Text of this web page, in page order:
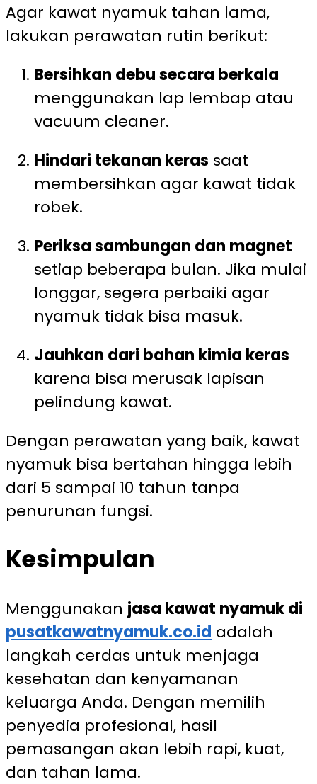
Agar kawat nyamuk tahan lama,
lakukan perawatan rutin berikut:
Bersihkan debu secara berkala
menggunakan lap lembap atau
vacuum cleaner.
Hindari tekanan keras saat
membersihkan agar kawat tidak
robek.
Periksa sambungan dan magnet
setiap beberapa bulan. Jika mulai
longgar, segera perbaiki agar
nyamuk tidak bisa masuk.
Jauhkan dari bahan kimia keras
karena bisa merusak lapisan
pelindung kawat.
Dengan perawatan yang baik, kawat
nyamuk bisa bertahan hingga lebih
dari 5 sampai 10 tahun tanpa
penurunan fungsi.
Kesimpulan
Menggunakan jasa kawat nyamuk di
pusatkawatnyamuk.co.id adalah
langkah cerdas untuk menjaga
kesehatan dan kenyamanan
keluarga Anda. Dengan memilih
penyedia profesional, hasil
pemasangan akan lebih rapi, kuat,
dan tahan lama.